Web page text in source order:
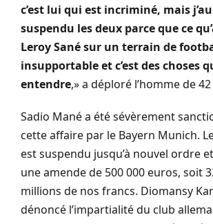
c’est lui qui est incriminé, mais
suspendu les deux parce que ce
LeroySanésur un terrain de
insupportable etc’estdes choses
entendre,» a déploré l’homme de
Sadio Manéa été sévèrement
cette affaire par le Bayern Munich.
est suspendu jusqu’à nouvel ordre
une amende de 500 000 euros, soit
millions de nos francs. Diomansy
dénoncé l’impartialité du club